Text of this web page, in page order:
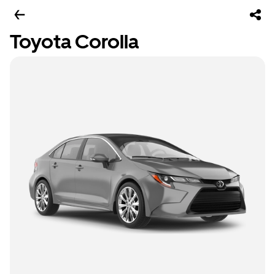
Toyota Corolla